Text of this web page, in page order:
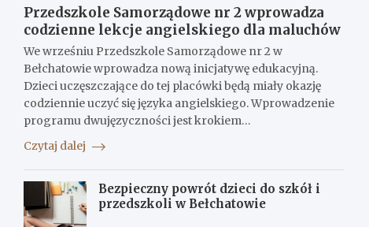
Przedszkole Samorządowe nr 2 wprowadza
codzienne lekcje angielskiego dla maluchów
We wrześniu Przedszkole Samorządowe nr 2 w
Bełchatowie wprowadza nową inicjatywę edukacyjną.
Dzieci uczęszczające do tej placówki będą miały okazję
codziennie uczyć się języka angielskiego. Wprowadzenie
programu dwujęzyczności jest krokiem…
Czytaj dalej
Bezpieczny powrót dzieci do szkół i
przedszkoli w Bełchatowie